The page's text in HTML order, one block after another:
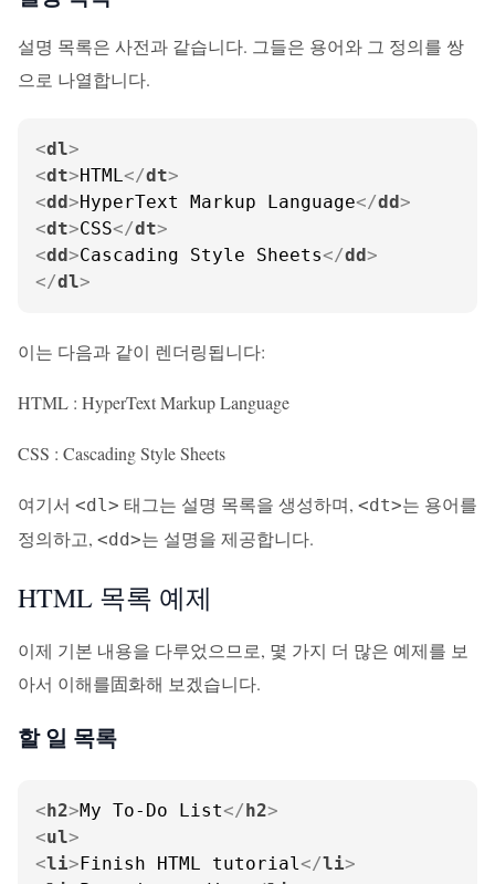
설명 목록은 사전과 같습니다. 그들은 용어와 그 정의를 쌍
으로 나열합니다.
<dl>
<dt>HTML</dt>
<dd>HyperText Markup Language</dd>
<dt>CSS</dt>
<dd>Cascading Style Sheets</dd>
</dl>
이는 다음과 같이 렌더링됩니다:
HTML : HyperText Markup Language
CSS : Cascading Style Sheets
여기서 <dl> 태그는 설명 목록을 생성하며, <dt>는 용어를
정의하고, <dd>는 설명을 제공합니다.
HTML 목록 예제
이제 기본 내용을 다루었으므로, 몇 가지 더 많은 예제를 보
아서 이해를固화해 보겠습니다.
할 일 목록
<h2>My To-Do List</h2>
<ul>
<li>Finish HTML tutorial</li>